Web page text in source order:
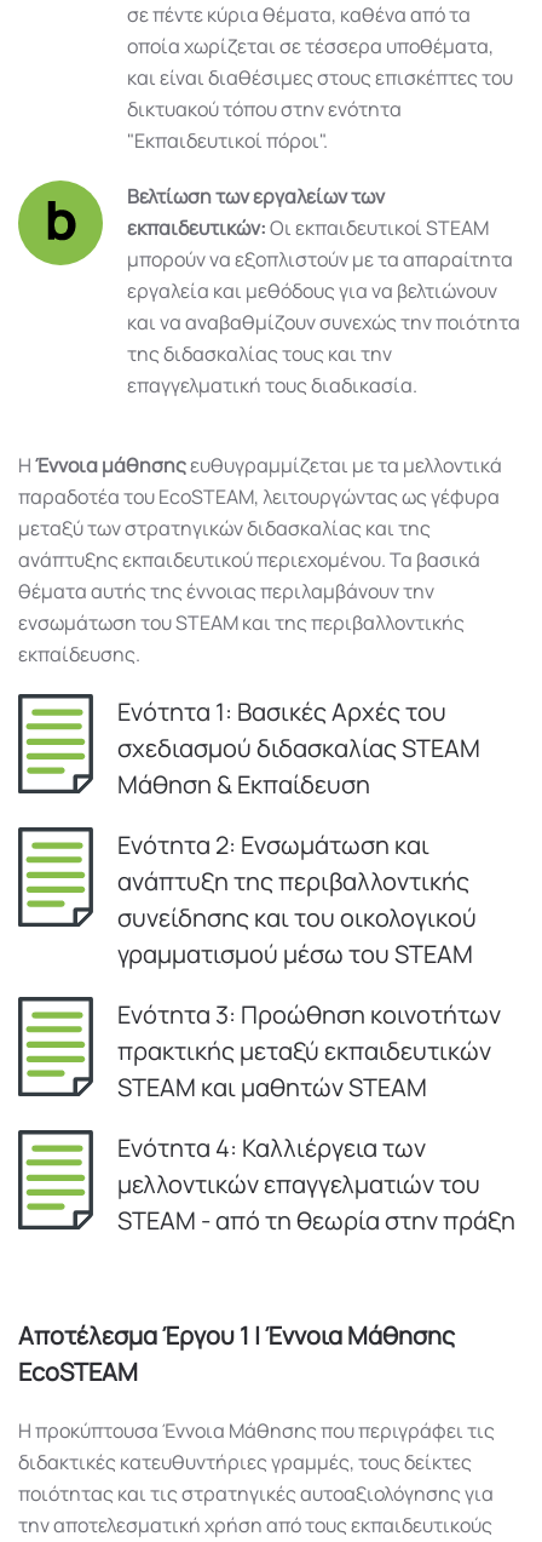
σε πέντε κύρια θέματα, καθένα από τα
οποία χωρίζεται σε τέσσερα υποθέματα,
και είναι διαθέσιμες στους επισκέπτες του
δικτυακού τόπου στην ενότητα
"Εκπαιδευτικοί πόροι".
Βελτίωση των εργαλείων των
εκπαιδευτικών:Οι εκπαιδευτικοί STEAM
μπορούν να εξοπλιστούν με τα απαραίτητα
εργαλεία και μεθόδους για να βελτιώνουν
και να αναβαθμίζουν συνεχώς την ποιότητα
της διδασκαλίας τους και την
επαγγελματική τους διαδικασία.
ΗΈννοια μάθησηςευθυγραμμίζεται με τα μελλοντικά
παραδοτέα του EcoSTEAM, λειτουργώντας ως γέφυρα
μεταξύ των στρατηγικών διδασκαλίας και της
ανάπτυξης εκπαιδευτικού περιεχομένου. Τα βασικά
θέματα αυτής της έννοιας περιλαμβάνουν την
ενσωμάτωση του STEAM και της περιβαλλοντικής
εκπαίδευσης.
Ενότητα 1: Βασικές Αρχές του
σχεδιασμού διδασκαλίας STEAM
Μάθηση & Εκπαίδευση
Ενότητα 2: Ενσωμάτωση και
ανάπτυξη της περιβαλλοντικής
συνείδησης και του οικολογικού
γραμματισμού μέσω του STEAM
Ενότητα 3: Προώθηση κοινοτήτων
πρακτικής μεταξύ εκπαιδευτικών
STEAM και μαθητών STEAM
Ενότητα 4: Καλλιέργεια των
μελλοντικών επαγγελματιών του
STEAM - από τη θεωρία στην πράξη
Αποτέλεσμα Έργου 1 | Έννοια Μάθησης
EcoSTEAM
Η προκύπτουσα Έννοια Μάθησης που περιγράφει τις
διδακτικές κατευθυντήριες γραμμές, τους δείκτες
ποιότητας και τις στρατηγικές αυτοαξιολόγησης για
την αποτελεσματική χρήση από τους εκπαιδευτικούς